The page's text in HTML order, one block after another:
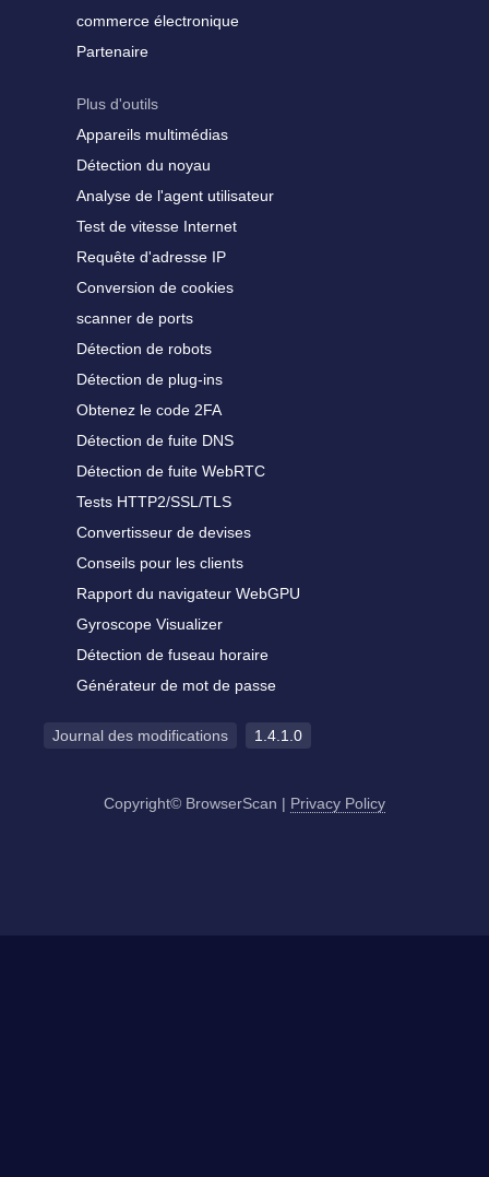
commerce électronique
Partenaire
Plus d'outils
Appareils multimédias
Détection du noyau
Analyse de l'agent utilisateur
Test de vitesse Internet
Requête d'adresse IP
Conversion de cookies
scanner de ports
Détection de robots
Détection de plug-ins
Obtenez le code 2FA
Détection de fuite DNS
Détection de fuite WebRTC
Tests HTTP2/SSL/TLS
Convertisseur de devises
Conseils pour les clients
Rapport du navigateur WebGPU
Gyroscope Visualizer
Détection de fuseau horaire
Générateur de mot de passe
Journal des modifications 1.4.1.0
Copyright© BrowserScan | Privacy Policy